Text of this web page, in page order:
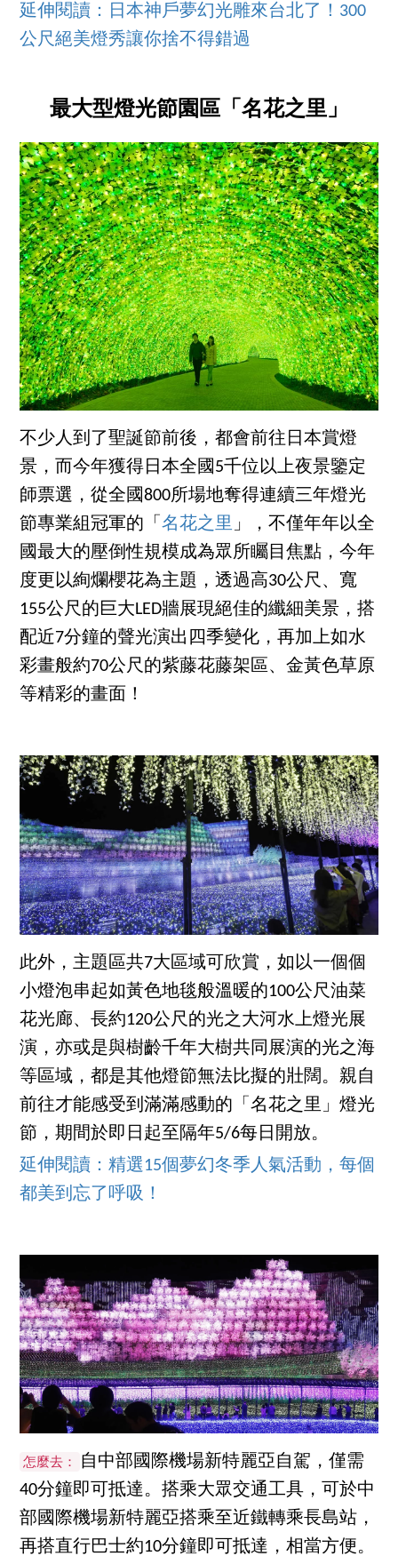
延伸閱讀：日本神戶夢幻光雕來台北了！300
公尺絕美燈秀讓你捨不得錯過
最大型燈光節園區「名花之里」
不少人到了聖誕節前後，都會前往日本賞燈
景，而今年獲得日本全國5千位以上夜景鑒定
師票選，從全國800所場地奪得連續三年燈光
節專業組冠軍的「名花之里 」，不僅年年以全
國最大的壓倒性規模成為眾所矚目焦點，今年
度更以絢爛櫻花為主題，透過高30公尺、寬
155公尺的巨大LED牆展現絕佳的纖細美景，搭
配近7分鐘的聲光演出四季變化，再加上如水
彩畫般約70公尺的紫藤花藤架區、金黃色草原
等精彩的畫面！
此外，主題區共7大區域可欣賞，如以一個個
小燈泡串起如黃色地毯般溫暖的100公尺油菜
花光廊、長約120公尺的光之大河水上燈光展
演，亦或是與樹齡千年大樹共同展演的光之海
等區域，都是其他燈節無法比擬的壯闊。親自
前往才能感受到滿滿感動的「名花之里」燈光
節，期間於即日起至隔年5/6每日開放。
延伸閱讀：精選15個夢幻冬季人氣活動，每個
都美到忘了呼吸！
怎麼去：
自中部國際機場新特麗亞自駕，僅需
40分鐘即可抵達。搭乘大眾交通工具，可於中
部國際機場新特麗亞搭乘至近鐵轉乘長島站，
再搭直行巴士約10分鐘即可抵達，相當方便。